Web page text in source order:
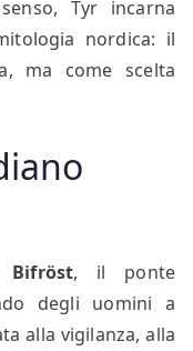
Tyr incarna
nordica: il
ma come scelta
Bifröst, il ponte
degli uomini a
alla vigilanza, alla